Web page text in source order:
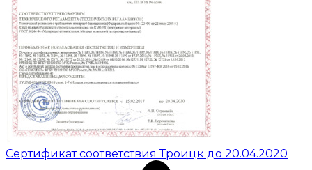
Сертификат соответствия Троицк до 20.04.2020